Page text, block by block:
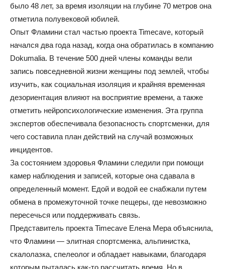
было 48 лет, за время изоляции на глубине 70 метров она
отметила полувековой юбилей.
Опыт Фламини стал частью проекта Ti­mecave, который
начался два года назад, когда она обратилась в компанию
Do­ku­ma­lia. В течение 500 дней члены команды вели
запись повседневной жизни женщины под землей, чтобы
изучить, как социальная изоляция и крайняя временная
дезориентация влияют на восприятие времени, а также
отметить нейропсихологические изменения. Эта группа
экспертов обеспечивала безопасность спортсменки, для
чего составила план действий на случай возможных
инцидентов.
За состоянием здоровья Фламини следили при помощи
камер наблюдения и записей, которые она сдавала в
определенный момент. Едой и водой ее снабжали путем
обмена в промежуточной точке пещеры, где невозможно
пересечься или поддерживать связь.
Представитель проекта Ti­mecave Елена Мера объяснила,
что Фламини — элитная спортсменка, альпинистка,
скалолазка, спелеолог и обладает навыками, благодаря
которым пыталась как-то рассчитать время. Но в